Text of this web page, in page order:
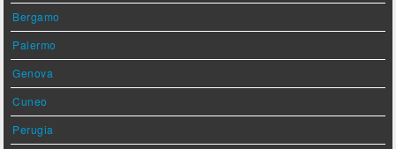
Bergamo
Palermo
Genova
Cuneo
Perugia